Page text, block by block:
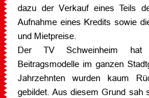
dazu der Verkauf eines Teils
Aufnahme eines Kredits sowie
und Mietpreise.
Der TV Schweinheim hat
Beitragsmodelle im ganzen
Jahrzehnten wurden kaum
gebildet. Aus diesem Grund sah